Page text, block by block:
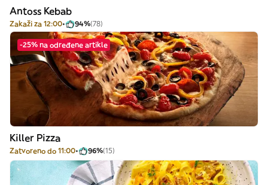
Antoss Kebab
Zakaži za 12:00 94%(78)
-25% na određene artikle
Killer Pizza
Zatvoreno do 11:00 96%(15)